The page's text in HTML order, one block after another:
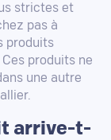
strictes et
pas à
produits
produits ne
une autre
arrive-t-